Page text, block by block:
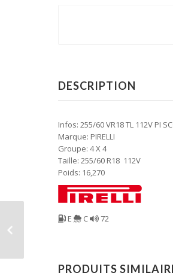
DESCRIPTION
Infos: 255/60 VR18 TL 112V PI
Marque: PIRELLI
Groupe: 4 X 4
Taille: 255/60 R18 112V
Poids: 16,270
E C 72
PRODUITS